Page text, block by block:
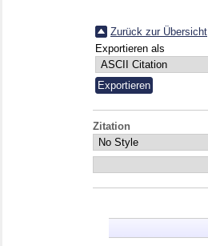
Zurück zur Übersicht
Exportieren als
Zitation